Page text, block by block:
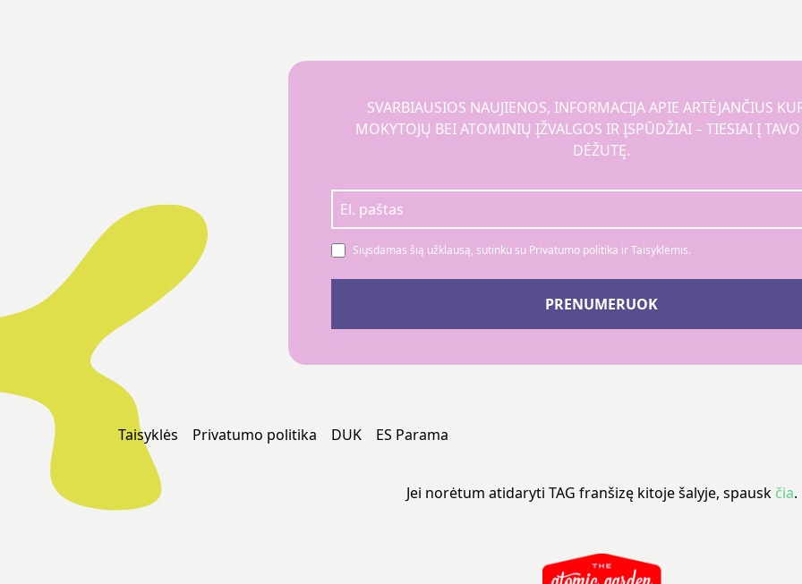
SVARBIAUSIOS NAUJIENOS, INFORMACIJA APIE ARTĖJANČIUS
MOKYTOJŲ BEI ATOMINIŲ ĮŽVALGOS IR ĮSPŪDŽIAI – TIESIAI Į
DĖŽUTĘ.
Siųsdamas šią užklausą, sutinku su Privatumo politika ir Taisyklėmis.
PRENUMERUOK
Taisyklės Privatumo politika DUK ES Parama
Jei norėtum atidaryti TAG franšizę kitoje šalyje, spausk čia.